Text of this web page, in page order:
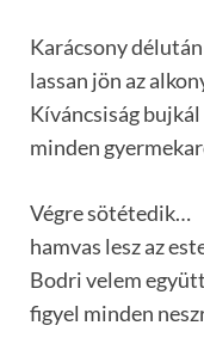
Karácsony délután
lassan jön az
Kíváncsiság bujkál
minden
Végre sötétedik…
hamvas lesz az
Bodri velem együtt
figyel minden